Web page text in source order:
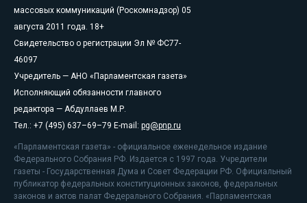
массовых коммуникаций (Роскомнадзор) 05
августа 2011 года. 18+
Свидетельство о регистрации Эл № ФС77-
46097
Учредитель — АНО «Парламентская газета»
Исполняющий обязанности главного
редактора — Абдуллаев М.Р.
Тел.: +7 (495) 637–69–79 E-mail: pg@pnp.ru
«Парламентская газета» - официальное еженедельное издание
Федерального Собрания РФ. Издается с 1997 года. Учредители
газеты - Государственная Дума и Совет Федерации РФ. Официальный
публикатор федеральных конституционных законов, федеральных
законов и актов палат Федерального Собрания. «Парламентская